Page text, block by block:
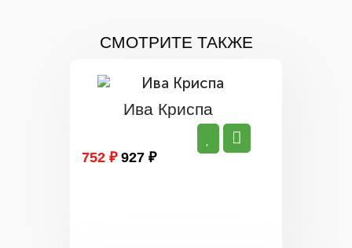
СМОТРИТЕ ТАКЖЕ
Ива Криспа
752 ₽ 927 ₽